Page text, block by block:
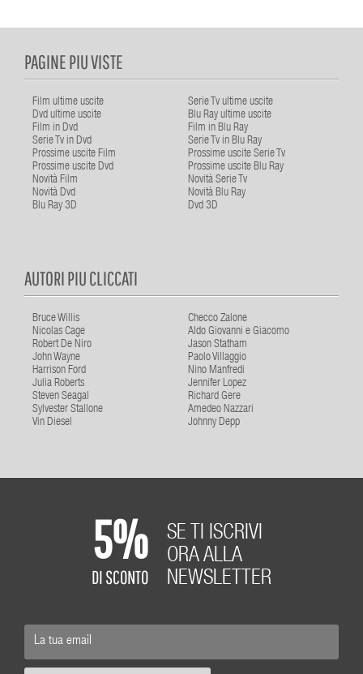
PAGINE PIU VISTE
Film ultime uscite
Serie Tv ultime uscite
Dvd ultime uscite
Blu Ray ultime uscite
Film in Dvd
Film in Blu Ray
Serie Tv in Dvd
Serie Tv in Blu Ray
Prossime uscite Film
Prossime uscite Serie Tv
Prossime uscite Dvd
Prossime uscite Blu Ray
Novità Film
Novità Serie Tv
Novità Dvd
Novità Blu Ray
Blu Ray 3D
Dvd 3D
AUTORI PIU CLICCATI
Bruce Willis
Checco Zalone
Nicolas Cage
Aldo Giovanni e Giacomo
Robert De Niro
Jason Statham
John Wayne
Paolo Villaggio
Harrison Ford
Nino Manfredi
Julia Roberts
Jennifer Lopez
Steven Seagal
Richard Gere
Sylvester Stallone
Amedeo Nazzari
Vin Diesel
Johnny Depp
5%
DI SCONTO
SE TI ISCRIVI
ORA ALLA
NEWSLETTER